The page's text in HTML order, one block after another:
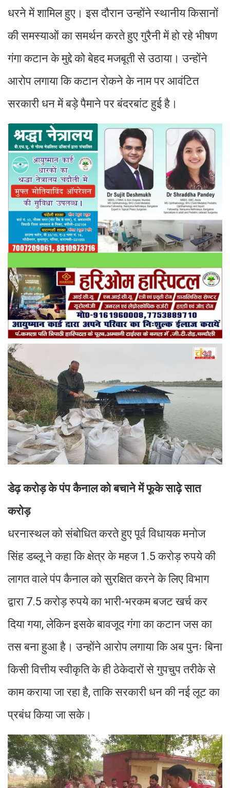
धरने में शामिल हुए। इस दौरान उन्होंने स्थानीय किसानों
की समस्याओं का समर्थन करते हुए गुरैनी में हो रहे भीषण
गंगा कटान के मुद्दे को बेहद मजबूती से उठाया। उन्होंने
आरोप लगाया कि कटान रोकने के नाम पर आवंटित
सरकारी धन में बड़े पैमाने पर बंदरबांट हुई है।
डेढ़ करोड़ के पंप कैनाल को बचाने में फूके साढ़े सात
करोड़
धरनास्थल को संबोधित करते हुए पूर्व विधायक मनोज
सिंह डब्लू ने कहा कि क्षेत्र के महज 1.5 करोड़ रुपये की
लागत वाले पंप कैनाल को सुरक्षित करने के लिए विभाग
द्वारा 7.5 करोड़ रुपये का भारी-भरकम बजट खर्च कर
दिया गया, लेकिन इसके बावजूद गंगा का कटान जस का
तस बना हुआ है। उन्होंने आरोप लगाया कि अब पुनः बिना
किसी वित्तीय स्वीकृति के ही ठेकेदारों से गुपचुप तरीके से
काम कराया जा रहा है, ताकि सरकारी धन की नई लूट का
प्रबंध किया जा सके।